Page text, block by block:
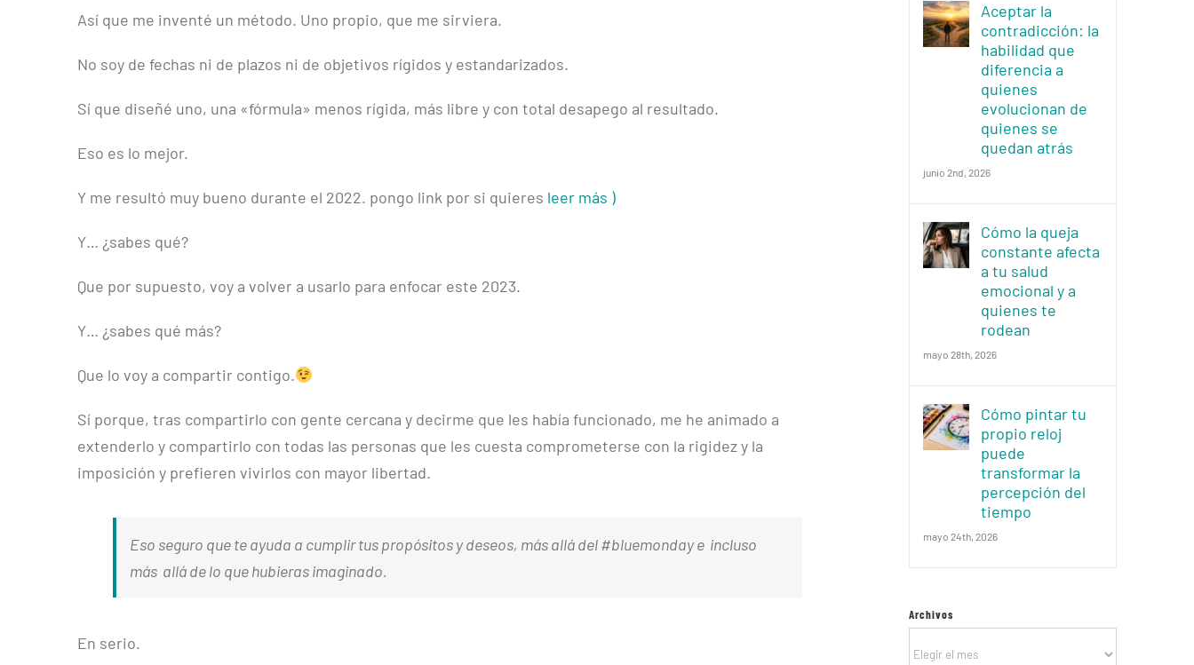
Así que me inventé un método. Uno propio, que me sirviera.
No soy de fechas ni de plazos ni de objetivos rígidos y estandarizados.
Sí que diseñé uno, una «fórmula» menos rígida, más libre y con total desapego al resultado.
Eso es lo mejor.
Y me resultó muy bueno durante el 2022. pongo link por si quieres leer más )
Y… ¿sabes qué?
Que por supuesto, voy a volver a usarlo para enfocar este 2023.
Y… ¿sabes qué más?
Que lo voy a compartir contigo.
Sí porque, tras compartirlo con gente cercana y decirme que les había funcionado, me he animado a
extenderlo y compartirlo con todas las personas que les cuesta comprometerse con la rigidez y la
imposición y prefieren vivirlos con mayor libertad.
Eso seguro que te ayuda a cumplir tus propósitos y deseos, más allá del #bluemonday e incluso
más allá de lo que hubieras imaginado.
En serio.
Aceptar la
contradicción: la
habilidad que
diferencia a
quienes
evolucionan de
quienes se
quedan atrás
junio 2nd, 2026
Cómo la queja
constante afecta
a tu salud
emocional y a
quienes te
rodean
mayo 28th, 2026
Cómo pintar tu
propio reloj
puede
transformar la
percepción del
tiempo
mayo 24th, 2026
Archivos